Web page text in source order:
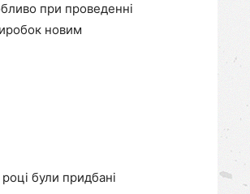
при проведенні
новим
були придбані